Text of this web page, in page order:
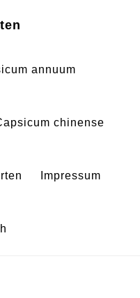
annuum
chinense
Impressum